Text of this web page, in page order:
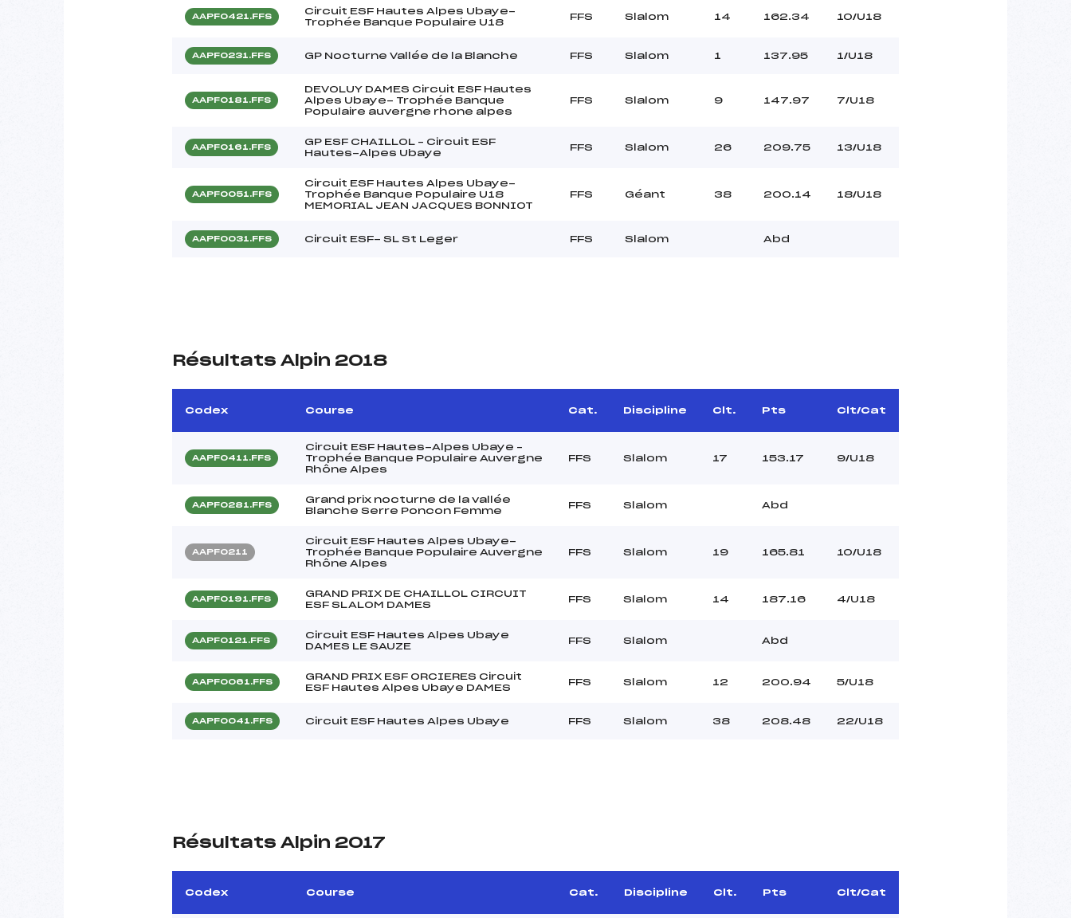
AAPF0421.FFS
Circuit ESF Hautes Alpes Ubaye-
Trophée Banque Populaire U18
FFS Slalom 14 162.34 10/U18
AAPF0231.FFS GP Nocturne Vallée de la Blanche FFS Slalom 1 137.95 1/U18
AAPF0181.FFS
DEVOLUY DAMES Circuit ESF Hautes
Alpes Ubaye- Trophée Banque
Populaire auvergne rhone alpes
FFS Slalom 9 147.97 7/U18
AAPF0161.FFS
GP ESF CHAILLOL – Circuit ESF
Hautes-Alpes Ubaye
FFS Slalom 26 209.75 13/U18
AAPF0051.FFS
Circuit ESF Hautes Alpes Ubaye-
Trophée Banque Populaire U18
MEMORIAL JEAN JACQUES BONNIOT
FFS Géant 38 200.14 18/U18
AAPF0031.FFS Circuit ESF- SL St Leger FFS Slalom Abd
Résultats Alpin 2018
Codex Course Cat. Discipline Clt. Pts Clt/Cat
AAPF0411.FFS
Circuit ESF Hautes-Alpes Ubaye –
Trophée Banque Populaire Auvergne
Rhône Alpes
FFS Slalom 17 153.17 9/U18
AAPF0281.FFS
Grand prix nocturne de la vallée
Blanche Serre Poncon Femme
FFS Slalom Abd
AAPF0211
Circuit ESF Hautes Alpes Ubaye-
Trophée Banque Populaire Auvergne
Rhône Alpes
FFS Slalom 19 165.81 10/U18
AAPF0191.FFS
GRAND PRIX DE CHAILLOL CIRCUIT
ESF SLALOM DAMES
FFS Slalom 14 187.16 4/U18
AAPF0121.FFS
Circuit ESF Hautes Alpes Ubaye
DAMES LE SAUZE
FFS Slalom Abd
AAPF0061.FFS
GRAND PRIX ESF ORCIERES Circuit
ESF Hautes Alpes Ubaye DAMES
FFS Slalom 12 200.94 5/U18
AAPF0041.FFS Circuit ESF Hautes Alpes Ubaye FFS Slalom 38 208.48 22/U18
Résultats Alpin 2017
Codex Course Cat. Discipline Clt. Pts Clt/Cat